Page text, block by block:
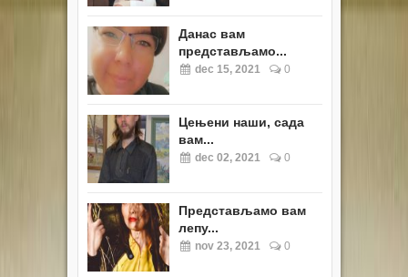
Данас вам
представљамо...
dec 15, 2021 0
Цењени наши, сада
вам...
dec 02, 2021 0
Представљамо вам
лепу...
nov 23, 2021 0